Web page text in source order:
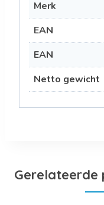
Merk
EAN
EAN
Netto gewicht
Gerelateerde